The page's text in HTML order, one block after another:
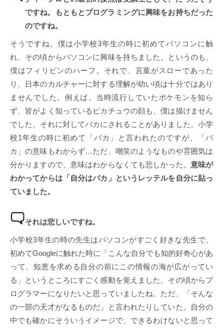
ですね。もともとプログラミングに興味をお持ちだった
のですね。
そうですね。僕は小学校3年生の時に初めてパソコンに触
れ、その頃からパソコンに興味を持ちました。というのも、
僕はフィリピンのハーフ。それで、言葉がスローであった
り、日本のカルチャーに対する理解が幼い頃は十分ではあり
ませんでした。例えば、当時流行していたポケモンを知ら
ず、皆がよく知っているピカチュウの顔も、僕は描けません
でした。それに対してバカにされることがありました。小学
校1年生の時に初めて「バカ」と言われたのですが、「バ
カ」の意味もわからず…ただ、嘲笑のようなものや雰囲気は
分かりますので、意味はわからなくても悲しかった。 意味が
わかってからは「自分はバカ」というレッテルを自分に貼っ
ていました。
それは悲しいですね。
小学校3年生の時の先生はパソコンがすごく好きな先生で、
初めてGoogleに触れた時に「こんな自分でも知的好奇心があ
って、知恵を求める自分の前にこの情報の海が広がってい
る」というところにすごく感動を覚えました。その頃からプ
ログラマーになりたいと思っていましたね。ただ、「そんな
の一部の天才がなるものだ」と言われたりしていた。自分の
中でも確かにそういうイメージで、できるわけないと思って